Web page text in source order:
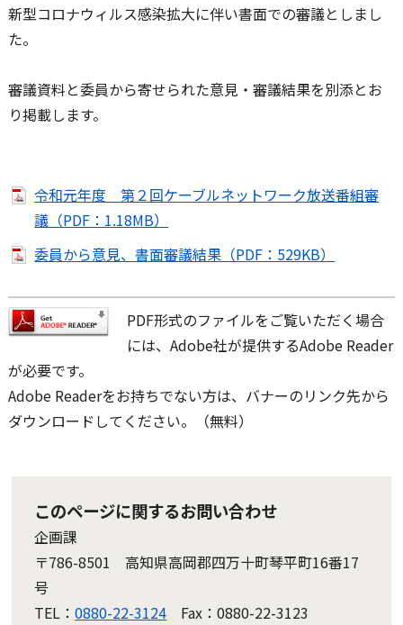
新型コロナウィルス感染拡大に伴い書面での審議としまし
た。
審議資料と委員から寄せられた意見・審議結果を別添とお
り掲載します。
令和元年度 第２回ケーブルネットワーク放送番組審
議（PDF：1.18MB）
委員から意見、書面審議結果（PDF：529KB）
PDF形式のファイルをご覧いただく場合
には、Adobe社が提供するAdobe Reader
が必要です。
Adobe Readerをお持ちでない方は、バナーのリンク先から
ダウンロードしてください。（無料）
このページに関するお問い合わせ
企画課
〒786-8501 高知県高岡郡四万十町琴平町16番17
号
TEL：0880-22-3124 Fax：0880-22-3123